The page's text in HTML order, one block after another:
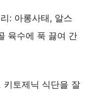
: 아롱사태, 알스
육수에 푹 끓여 간
키토제닉 식단을 잘